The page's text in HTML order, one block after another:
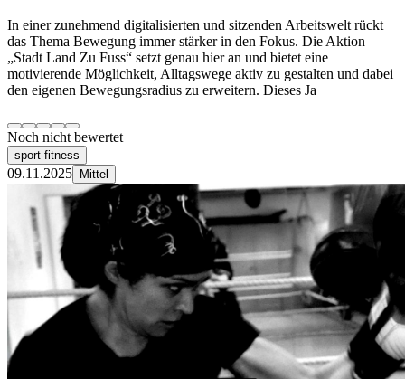
In einer zunehmend digitalisierten und sitzenden Arbeitswelt rückt
das Thema Bewegung immer stärker in den Fokus. Die Aktion
„Stadt Land Zu Fuss“ setzt genau hier an und bietet eine
motivierende Möglichkeit, Alltagswege aktiv zu gestalten und dabei
den eigenen Bewegungsradius zu erweitern. Dieses Ja
Noch nicht bewertet
sport-fitness
09.11.2025 Mittel